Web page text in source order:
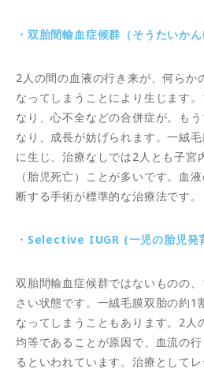
・双胎間輸血症候群（そうたいか
2人の間の血液の行き来が、何らか
なってしまうことにより生じます
なり、心不全などの合併症が。も
なり、成長が妨げられます。一絨
に生じ、治療なしでは2人とも子宮
（胎児死亡）ことが多いです。血
断する手術が標準的な治療法です。
・Selective IUGR (一児の胎児発
双胎間輸血症候群ではないものの
さい状態です。一絨毛膜双胎の約1
なってしまうこともあります。2人
均等であることが原因で、血流の
るといわれています。治療として